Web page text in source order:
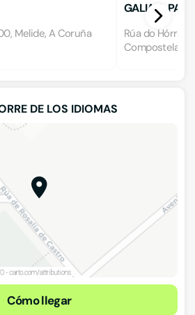
Melide, A Coruña
GALIAU-PAIR
Rúa do Hórreo
Compostela, A
DE LOS IDIOMAS
Cómo llegar